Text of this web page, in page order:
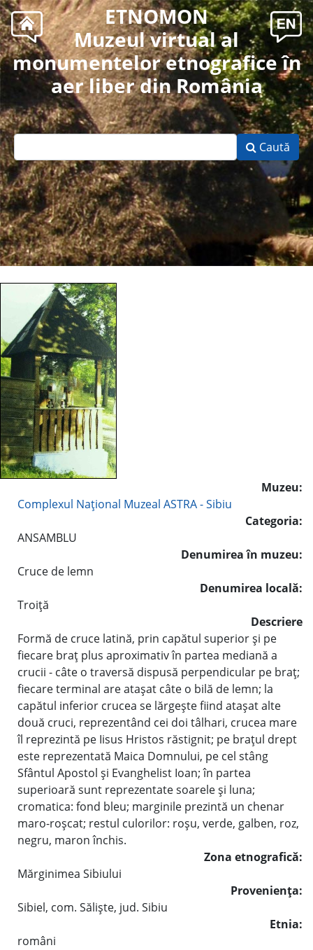
ETNOMON
Muzeul virtual al
monumentelor etnografice în
aer liber din România
Caută
Muzeu:
Complexul Naţional Muzeal ASTRA - Sibiu
Categoria:
ANSAMBLU
Denumirea în muzeu:
Cruce de lemn
Denumirea locală:
Troiţă
Descriere
Formă de cruce latină, prin capătul superior şi pe
fiecare braţ plus aproximativ în partea mediană a
crucii - câte o traversă dispusă perpendicular pe braţ;
fiecare terminal are ataşat câte o bilă de lemn; la
capătul inferior crucea se lărgeşte fiind ataşat alte
două cruci, reprezentând cei doi tâlhari, crucea mare
îl reprezintă pe Iisus Hristos răstignit; pe braţul drept
este reprezentată Maica Domnului, pe cel stâng
Sfântul Apostol şi Evanghelist Ioan; în partea
superioară sunt reprezentate soarele şi luna;
cromatica: fond bleu; marginile prezintă un chenar
maro-roşcat; restul culorilor: roşu, verde, galben, roz,
negru, maron închis.
Zona etnografică:
Mărginimea Sibiului
Provenienţa:
Sibiel, com. Sălişte, jud. Sibiu
Etnia:
români